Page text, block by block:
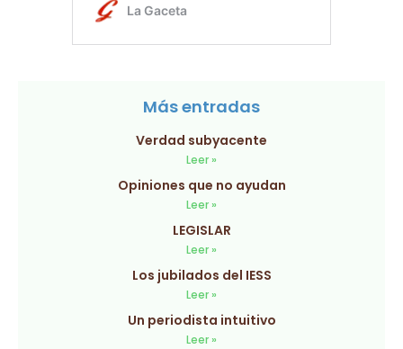
Más entradas
Verdad subyacente
Leer »
Opiniones que no ayudan
Leer »
LEGISLAR
Leer »
Los jubilados del IESS
Leer »
Un periodista intuitivo
Leer »